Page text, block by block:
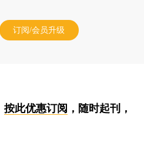
订阅/会员升级
按此优惠订阅 ，随时起刊，